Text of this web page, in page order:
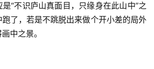
“不识庐山真面目，只缘身在此山中”之
了，若是不跳脱出来做个开小差的局外
中之景。